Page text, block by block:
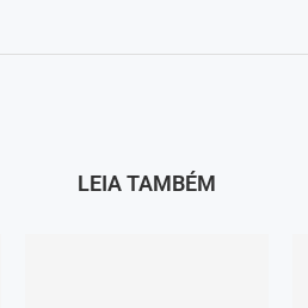
LEIA TAMBÉM